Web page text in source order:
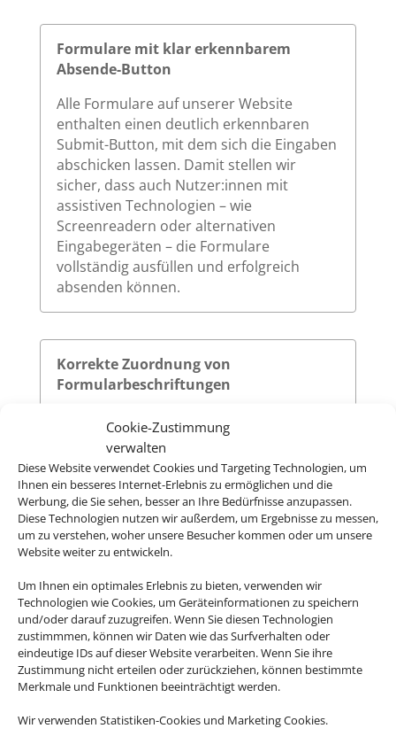
Cookie-Zustimmung
verwalten
Diese Website verwendet Cookies und Targeting Technologien, um
Ihnen ein besseres Internet-Erlebnis zu ermöglichen und die
Werbung, die Sie sehen, besser an Ihre Bedürfnisse anzupassen.
Diese Technologien nutzen wir außerdem, um Ergebnisse zu messen,
um zu verstehen, woher unsere Besucher kommen oder um unsere
Website weiter zu entwickeln.
Um Ihnen ein optimales Erlebnis zu bieten, verwenden wir
Technologien wie Cookies, um Geräteinformationen zu speichern
und/oder darauf zuzugreifen. Wenn Sie diesen Technologien
zustimmmen, können wir Daten wie das Surfverhalten oder
eindeutige IDs auf dieser Website verarbeiten. Wenn Sie ihre
Zustimmung nicht erteilen oder zurückziehen, können bestimmte
Merkmale und Funktionen beeinträchtigt werden.
Wir verwenden Statistiken-Cookies und Marketing Cookies.
Formulare mit klar erkennbarem
Absende-Button
Alle Formulare auf unserer Website
enthalten einen deutlich erkennbaren
Submit-Button, mit dem sich die Eingaben
abschicken lassen. Damit stellen wir
sicher, dass auch Nutzer:innen mit
assistiven Technologien – wie
Screenreadern oder alternativen
Eingabegeräten – die Formulare
vollständig ausfüllen und erfolgreich
absenden können.
Korrekte Zuordnung von
Formularbeschriftungen
Alle Formularfelder auf unserer Website
sind mit zugehörigen
<label>
versehen, die über dasfor-Attribut
eindeutig auf die jeweiligeiddes
Eingabefeldes verweisen. Diese klare
Zuordnung verbessert die
Nutzerfreundlichkeit und sorgt dafür,
Screenreader die Beschriftungen korrekt
vorlesen.
Sichtbarer Fokus
Alle interaktiven Elemente auf unserer